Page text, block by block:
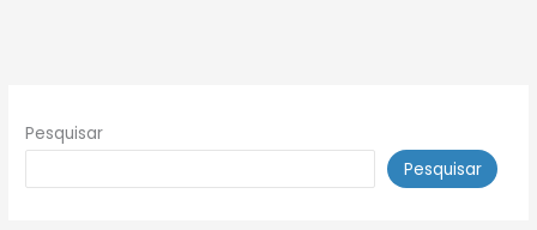
Pesquisar
Pesquisar